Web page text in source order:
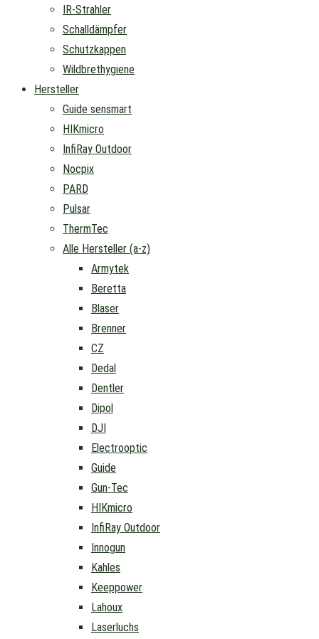
IR-Strahler
Schalldämpfer
Schutzkappen
Wildbrethygiene
Hersteller
Guide sensmart
HIKmicro
InfiRay Outdoor
Nocpix
PARD
Pulsar
ThermTec
Alle Hersteller (a-z)
Armytek
Beretta
Blaser
Brenner
CZ
Dedal
Dentler
Dipol
DJI
Electrooptic
Guide
Gun-Tec
HIKmicro
InfiRay Outdoor
Innogun
Kahles
Keeppower
Lahoux
Laserluchs